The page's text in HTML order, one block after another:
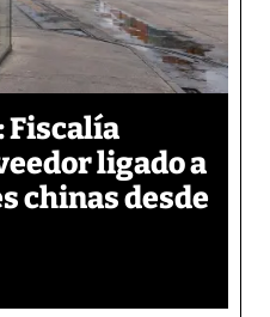
Fiscalía
ligado a
chinas desde